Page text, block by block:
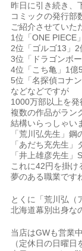
昨日に引き続き、
コミックの発行部
ご紹介させていた
1位「ONE PIECE
2位「ゴルゴ13」2
3位「ドラゴンボ
4位「こち亀」1億
5位「名探偵コナ
などなどですが
1000万部以上を
複数の作品がラン
結構いらっしゃい
「荒川弘先生」
「あだち充先生
「井上雄彦先生
これに42円を掛け
夢のある職業です
とくに「荒川弘（
北海道幕別出身な
当店はGWも営業
（定休日の日曜日